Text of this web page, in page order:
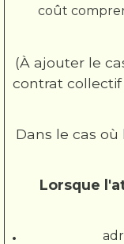
coût
(À ajouter le
contrat
Dans le cas
Lorsque